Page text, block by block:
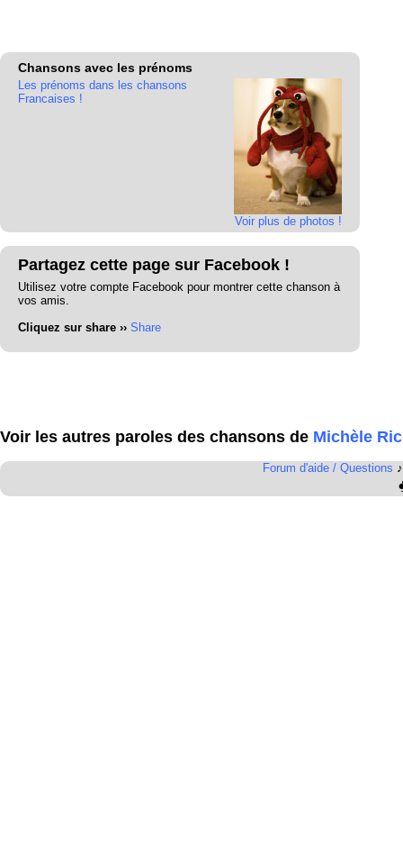
Chansons avec les prénoms
Voir plus de photos !
Les prénoms dans les chansons
Francaises !
Partagez cette page sur Facebook !
Utilisez votre compte Facebook pour montrer cette chanson à
vos amis.
Cliquez sur share ›› Share
Voir les autres paroles des chansons de Michèle
Forum d'aide / Questions